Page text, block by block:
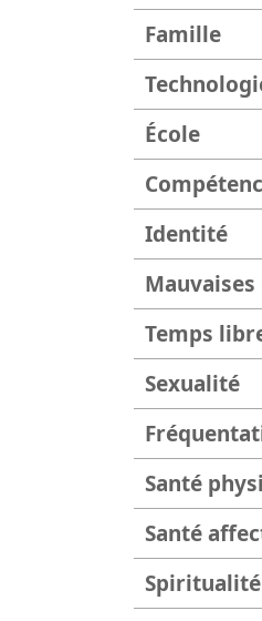
Famille
École
Identité
Temps
Sexualité
Santé
Santé
Spiritualité